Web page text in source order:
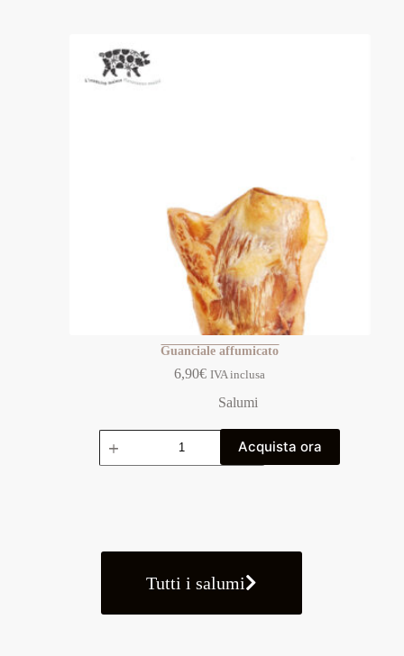
Guanciale affumicato
6,90€ IVA inclusa
Salumi
Acquista ora
Tutti i salumi